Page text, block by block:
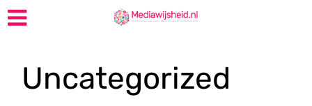
Uncategorized